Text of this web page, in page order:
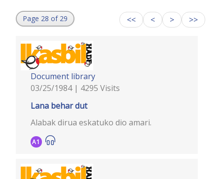
Page 28 of 29 << < > >>
Document library
03/25/1984 | 4295 Visits
Lana behar dut
Alabak dirua eskatuko dio amari.
A1